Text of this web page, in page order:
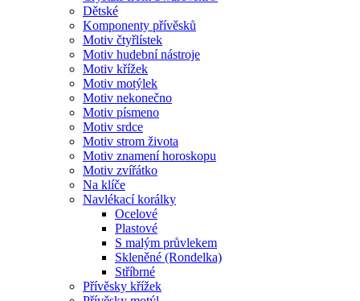
Dětské
Komponenty přívěsků
Motiv čtyřlístek
Motiv hudební nástroje
Motiv křížek
Motiv motýlek
Motiv nekonečno
Motiv písmeno
Motiv srdce
Motiv strom života
Motiv znamení horoskopu
Motiv zvířátko
Na klíče
Navlékací korálky
Ocelové
Plastové
S malým průvlekem
Skleněné (Rondelka)
Stříbrné
Přívěsky křížek